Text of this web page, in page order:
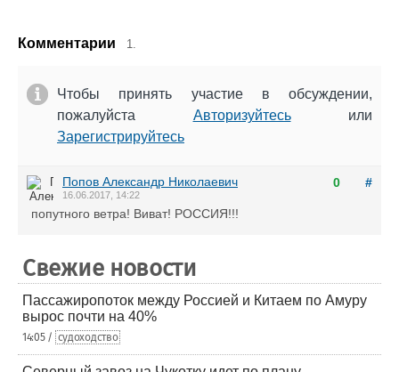
Комментарии 1.
Чтобы принять участие в обсуждении,
пожалуйста Авторизуйтесьили
Зарегистрируйтесь
0 #
Попов Александр Николаевич
16.06.2017, 14:22
попутного ветра! Виват! РОССИЯ!!!
Свежие новости
Пассажиропоток между Россией и Китаем по Амуру
вырос почти на 40%
14:05 / судоходство